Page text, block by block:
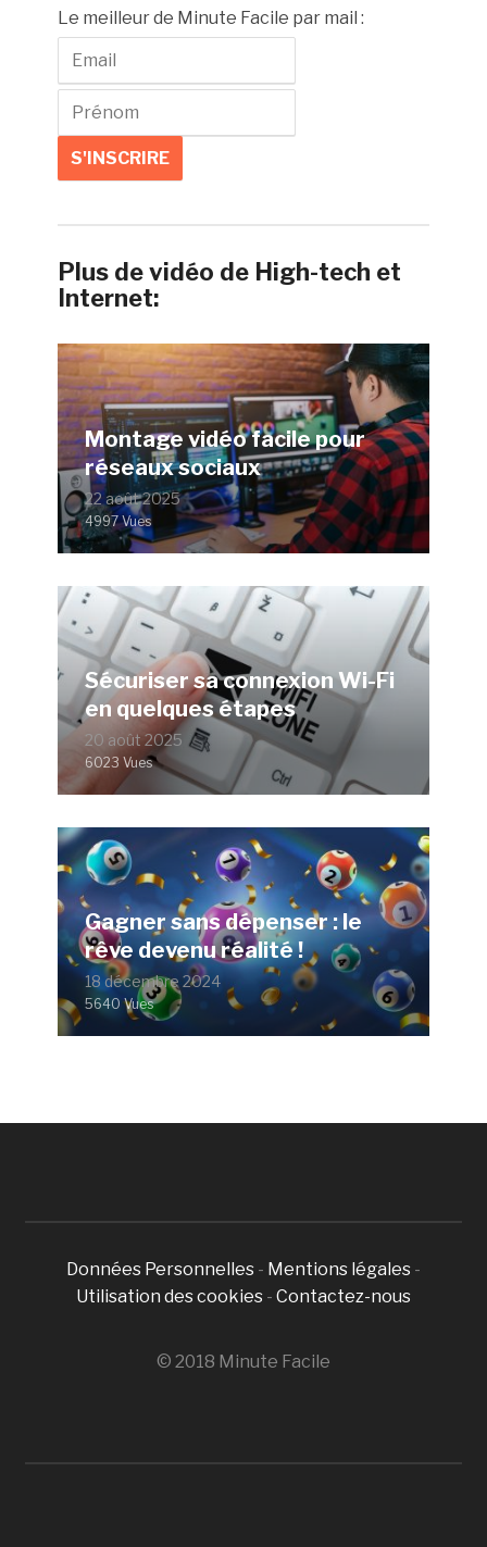
Le meilleur de Minute Facile par mail :
Plus de vidéo de High-tech et
Internet:
Montage vidéo facile pour
réseaux sociaux
22 août 2025
4997 Vues
Sécuriser sa connexion Wi-Fi
en quelques étapes
20 août 2025
6023 Vues
Gagner sans dépenser : le
rêve devenu réalité !
18 décembre 2024
5640 Vues
Données Personnelles - Mentions légales -
Utilisation des cookies - Contactez-nous
© 2018 Minute Facile